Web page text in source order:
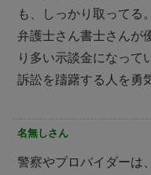
も、しっかり取ってる。
弁護士さん書士さんが
り多い示談金になって
訴訟を躊躇する人を勇
名無しさん
警察やプロバイダーは